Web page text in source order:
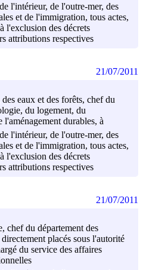
l'intérieur, de l'outre-mer, des
et de l'immigration, tous actes,
l'exclusion des décrets
attributions respectives
eaux et des forêts, chef du
du logement, du
l'aménagement durables, à
l'intérieur, de l'outre-mer, des
et de l'immigration, tous actes,
l'exclusion des décrets
attributions respectives
21/07/2011
chef du département des
placés sous l'autorité
du service des affaires
21/07/2011